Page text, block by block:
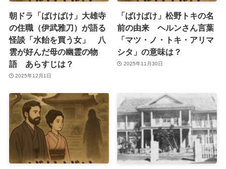
朝ドラ「ばけばけ」大雄寺
の住職（伊武雅刀）が語る
怪談「水飴を買う女」 八
雲が好んだ母の幽霊の物
語 あらすじは？
2025年12月1日
「ばけばけ」松野トキの名
前の由来 ヘルンさん言葉
「マツ・ノ・トキ・アリマ
シタ」の意味は？
2025年11月30日